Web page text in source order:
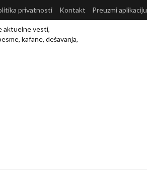
privatnosti Kontakt Preuzmi aplikaciju